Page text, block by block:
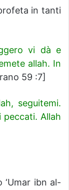
in tanti
vi dà e
allah. In
59 :7]
seguitemi.
Allah
ibn al-